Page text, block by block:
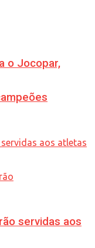
o Jocopar,
servidas aos